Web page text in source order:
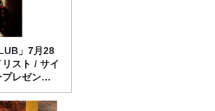
」7月28
スト / サイ
レゼント